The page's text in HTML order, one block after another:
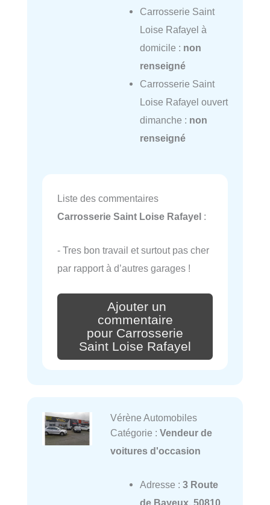
Carrosserie Saint
Loise Rafayel à
domicile : non
renseigné
Carrosserie Saint
Loise Rafayel ouvert
dimanche : non
renseigné
Liste des commentaires
Carrosserie Saint Loise Rafayel :
- Tres bon travail et surtout pas cher
par rapport à d’autres garages !
Ajouter un
commentaire
pour Carrosserie
Saint Loise Rafayel
Vérène Automobiles
Catégorie : Vendeur de
voitures d'occasion
Adresse : 3 Route
de Bayeux, 50810